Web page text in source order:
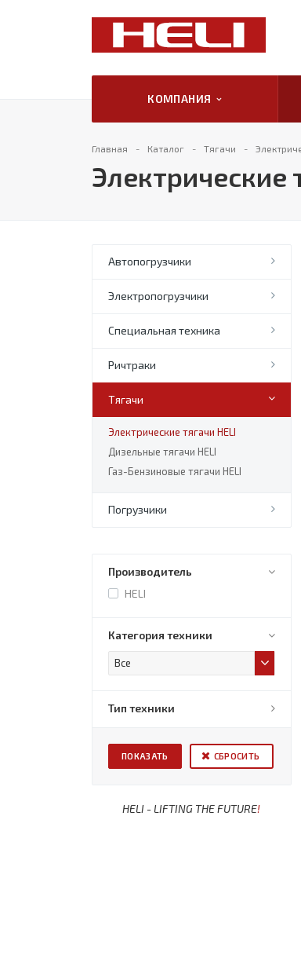
КОМПАНИЯ
Главная Каталог Тягачи
Электрические
Автопогрузчики
Электропогрузчики
Специальная техника
Ричтраки
Тягачи
Электрические тягачи HELI
Дизельные тягачи HELI
Газ-Бензиновые тягачи HELI
Погрузчики
Производитель
HELI
Категория техники
Все
Тип техники
СБРОСИТЬ
HELI - LIFTING THE FUTURE!